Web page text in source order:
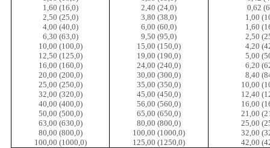
1,60 (16,0)
2,40 (24,0)
0,62
2,50 (25,0)
3,80 (38,0)
1,00
4,00 (40,0)
6,00 (60,0)
1,60
6,30 (63,0)
9,50 (95,0)
2,50
10,00 (100,0)
15,00 (150,0)
4,20
12,50 (125,0)
19,00 (190,0)
5,00
16,00 (160,0)
24,00 (240,0)
6,20
20,00 (200,0)
30,00 (300,0)
8,40
25,00 (250,0)
35,00 (350,0)
10,00
32,00 (320,0)
45,00 (450,0)
12,40
40,00 (400,0)
56,00 (560,0)
16,00
50,00 (500,0)
65,00 (650,0)
21,00
63,00 (630,0)
80,00 (800,0)
25,00
80,00 (800,0)
100,00 (1000,0)
32,00
100,00 (1000,0)
125,00 (1250,0) 42,00